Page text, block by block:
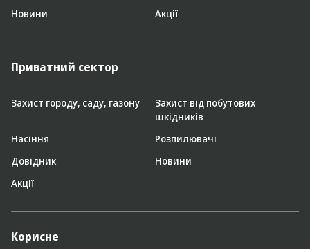
Новини
Акції
Приватний сектор
Захист городу, саду, газону
Захист від побутових
шкідників
Насіння
Розпилювачі
Довідник
Новини
Акції
Корисне